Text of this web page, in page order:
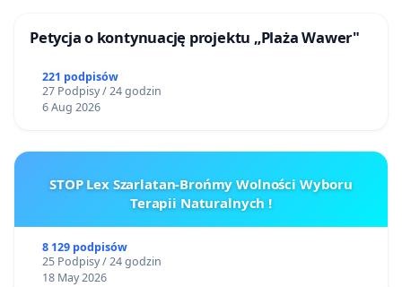
Petycja o kontynuację projektu „Plaża Wawer"
221 podpisów
27 Podpisy / 24 godzin
6 Aug 2026
STOP Lex Szarlatan-Brońmy Wolności Wyboru
Terapii Naturalnych !
8 129 podpisów
25 Podpisy / 24 godzin
18 May 2026